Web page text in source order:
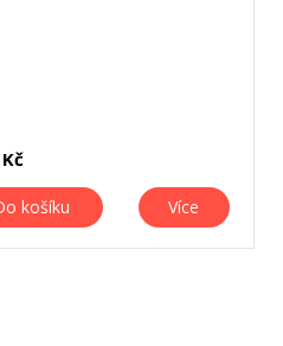
košíku Více